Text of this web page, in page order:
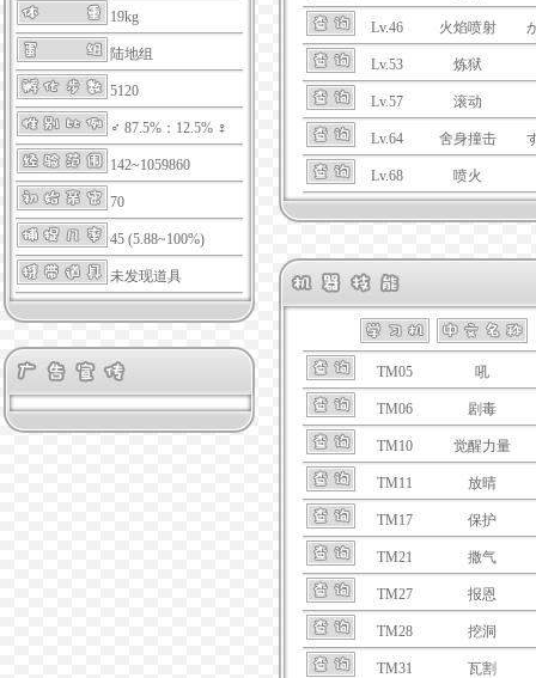
19kg
陆地组
5120
♂ 87.5%：12.5% ♀
142~1059860
70
45 (5.88~100%)
未发现道具
Lv.46 火焰喷射
Lv.53 炼狱
Lv.57 滚动
Lv.64 舍身撞击
Lv.68 喷火
TM05 吼
TM06 剧毒
TM10 觉醒力量
TM11 放晴
TM17 保护
TM21 撒气
TM27 报恩
TM28 挖洞
TM31 瓦割